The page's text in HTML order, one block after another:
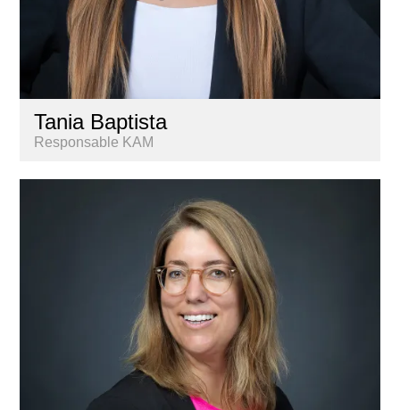
Tania Baptista
Responsable KAM